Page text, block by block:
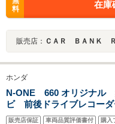
料
在庫
販売店： ＣＡＲ ＢＡＮＫ
ホンダ
N-ONE 660 オリジナル
ビ 前後ドライブレコー
ドライト
販売店保証 車両品質評価書付 購入